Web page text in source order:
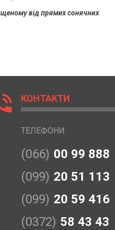
від прямих сонячних
КОНТАКТИ
ТЕЛЕФОНИ:
(066) 00 99 888
(099) 20 51 113
(099) 20 59 416
(0372) 58 43 43